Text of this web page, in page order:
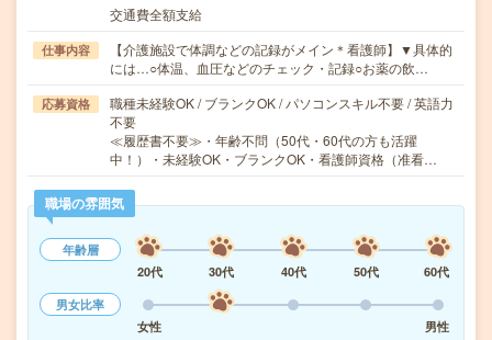
交通費全額支給
仕事内容
【介護施設で体調などの記録がメイン＊看護師】▼具体的
には…○体温、血圧などのチェック・記録○お薬の飲…
応募資格
職種未経験OK / ブランクOK / パソコンスキル不要 / 英語力
不要
≪履歴書不要≫・年齢不問（50代・60代の方も活躍
中！）・未経験OK・ブランクOK・看護師資格（准看…
職場の雰囲気
年齢層
20代
30代 40代 50代
60代
男女比率
女性
男性